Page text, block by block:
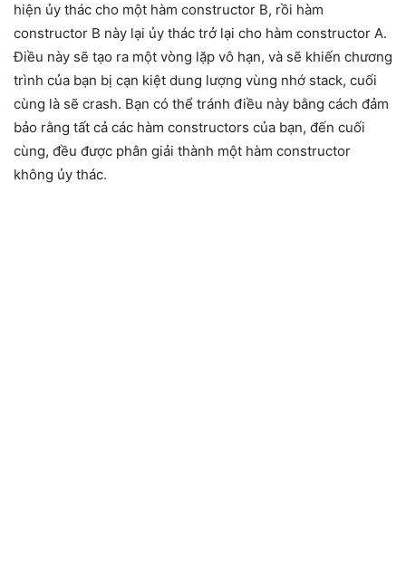
hiện ủy thác cho một hàm constructor B, rồi hàm
constructor B này lại ủy thác trở lại cho hàm constructor A.
Điều này sẽ tạo ra một vòng lặp vô hạn, và sẽ khiến chương
trình của bạn bị cạn kiệt dung lượng vùng nhớ stack, cuối
cùng là sẽ crash. Bạn có thể tránh điều này bằng cách đảm
bảo rằng tất cả các hàm constructors của bạn, đến cuối
cùng, đều được phân giải thành một hàm constructor
không ủy thác.